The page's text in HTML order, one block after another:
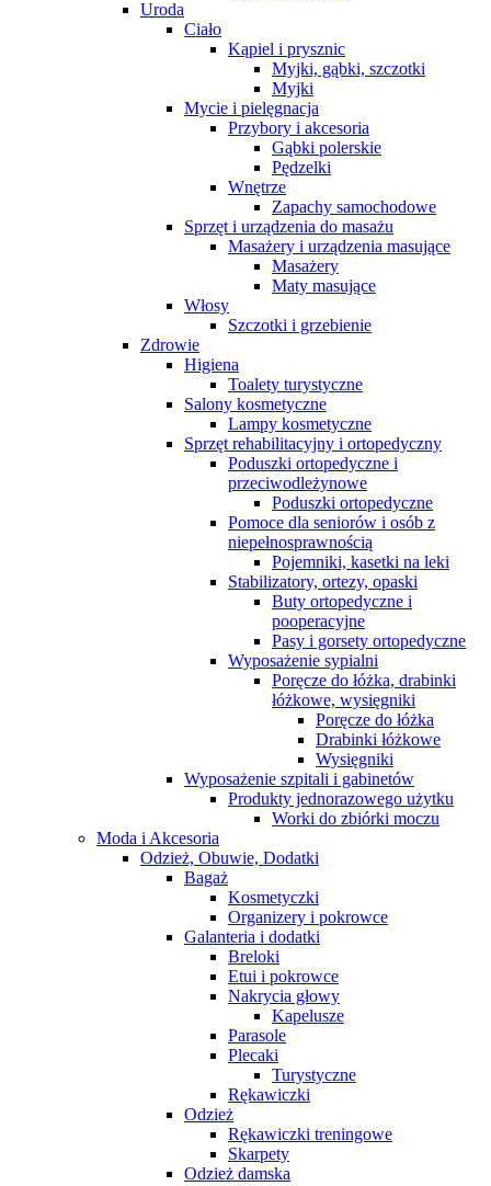
Uroda
Ciało
Kąpiel i prysznic
Myjki, gąbki, szczotki
Myjki
Mycie i pielęgnacja
Przybory i akcesoria
Gąbki polerskie
Pędzelki
Wnętrze
Zapachy samochodowe
Sprzęt i urządzenia do masażu
Masażery i urządzenia masujące
Masażery
Maty masujące
Włosy
Szczotki i grzebienie
Zdrowie
Higiena
Toalety turystyczne
Salony kosmetyczne
Lampy kosmetyczne
Sprzęt rehabilitacyjny i ortopedyczny
Poduszki ortopedyczne i
przeciwodleżynowe
Poduszki ortopedyczne
Pomoce dla seniorów i osób z
niepełnosprawnością
Pojemniki, kasetki na leki
Stabilizatory, ortezy, opaski
Buty ortopedyczne i
pooperacyjne
Pasy i gorsety ortopedyczne
Wyposażenie sypialni
Poręcze do łóżka, drabinki
łóżkowe, wysięgniki
Poręcze do łóżka
Drabinki łóżkowe
Wysięgniki
Wyposażenie szpitali i gabinetów
Produkty jednorazowego użytku
Worki do zbiórki moczu
Moda i Akcesoria
Odzież, Obuwie, Dodatki
Bagaż
Kosmetyczki
Organizery i pokrowce
Galanteria i dodatki
Breloki
Etui i pokrowce
Nakrycia głowy
Kapelusze
Parasole
Plecaki
Turystyczne
Rękawiczki
Odzież
Rękawiczki treningowe
Skarpety
Odzież damska